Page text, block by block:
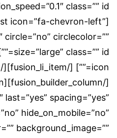
icon=”fa-chevron-left”
circle=”no” circlecolor=””
last=”yes” spacing=”yes”
hide_on_mobile=”no”
background_image=””